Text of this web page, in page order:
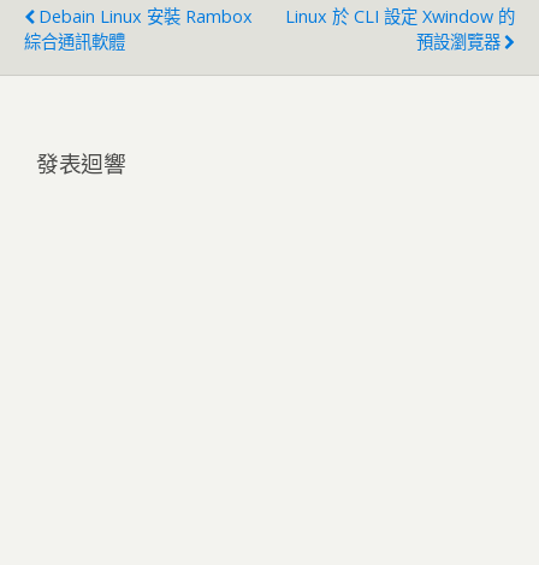
Debain Linux 安裝 Rambox
綜合通訊軟體
Linux 於 CLI 設定 Xwindow 的
預設瀏覽器
發表迴響